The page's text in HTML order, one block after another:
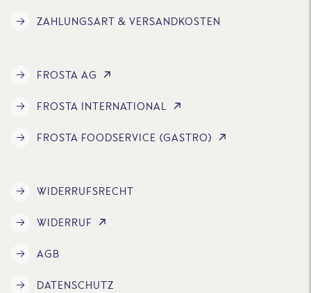
ZAHLUNGSART & VERSANDKOSTEN
FROSTA AG
FROSTA INTERNATIONAL
FROSTA FOODSERVICE (GASTRO)
WIDERRUFSRECHT
WIDERRUF
AGB
DATENSCHUTZ